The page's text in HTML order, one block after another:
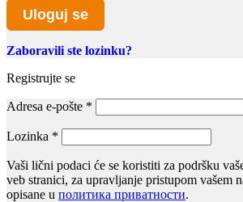
Uloguj se
Zaboravili ste lozinku?
Registrujte se
Adresa e-pošte *
Lozinka *
Vaši lični podaci će se koristiti za podršku
veb stranici, za upravljanje pristupom vašem
opisane u политика приватности.